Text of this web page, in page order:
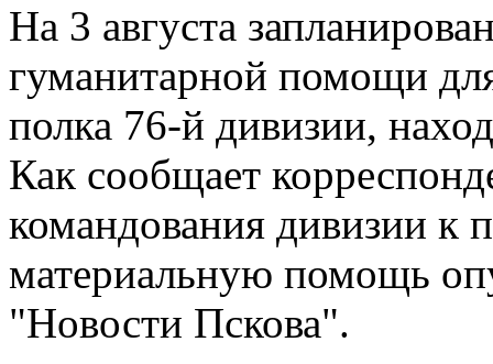
На 3 августа
гуманитарной помощи
полка 76-й дивизии,
Как сообщает
командования дивизии к
материальную помощь
"Новости Пскова".